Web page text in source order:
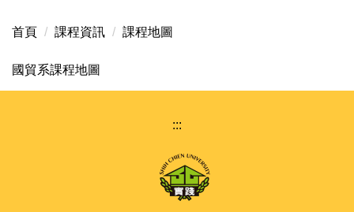
首頁 課程資訊 課程地圖
國貿系課程地圖
:::